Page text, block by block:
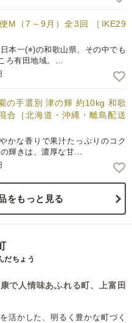
M（7～9月）全3回 ［IKE29
本一(※)の和歌山県、その中でも
ろ有田地域。…
の手選別 津の輝 約10kg 和歌
合［北海道・沖縄・離島配送
かな香りで果汁たっぷりのコク
輝きは、濃厚な甘…
をもっと見る
だちょう
で人情味あふれる町、上富田
活かした、明るく豊かな町づく